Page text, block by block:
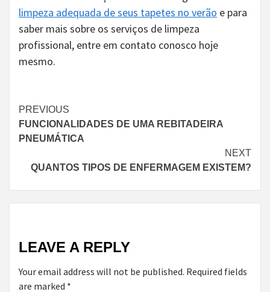
limpeza adequada de seus tapetes no verão e para
saber mais sobre os serviços de limpeza
profissional, entre em contato conosco hoje
mesmo.
Continue
Reading
PREVIOUS
FUNCIONALIDADES DE UMA REBITADEIRA
PNEUMÁTICA
NEXT
QUANTOS TIPOS DE ENFERMAGEM EXISTEM?
LEAVE A REPLY
Your email address will not be published. Required fields
are marked *